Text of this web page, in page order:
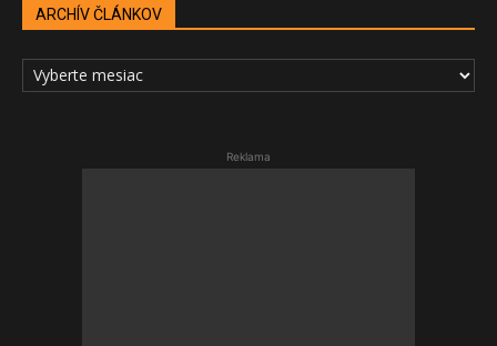
ARCHÍV ČLÁNKOV
ARCHÍV
ČLÁNKOV
Reklama